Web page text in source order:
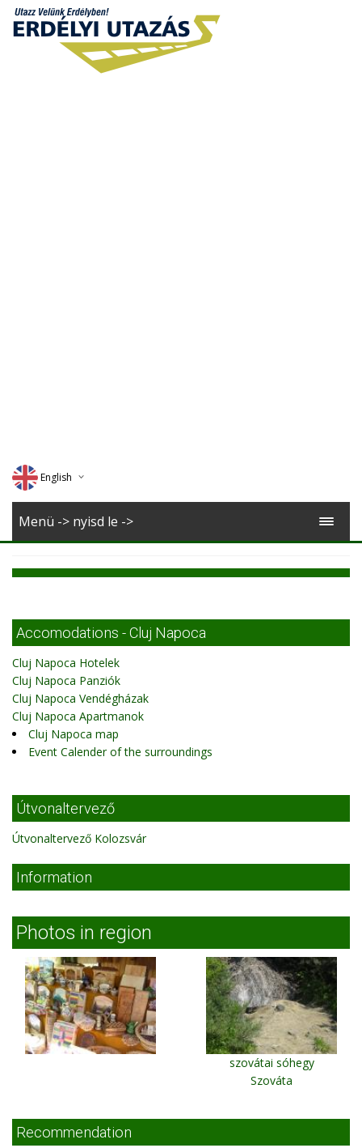
English
Deutsch
Menü -> nyisd le ->
Accomodations - Cluj Napoca
Cluj Napoca Hotelek
Cluj Napoca Panziók
Cluj Napoca Vendégházak
Cluj Napoca Apartmanok
Cluj Napoca map
Event Calender of the surroundings
Útvonaltervező
Útvonaltervező Kolozsvár
Information
Photos in region
szovátai sóhegy
Szováta
Recommendation